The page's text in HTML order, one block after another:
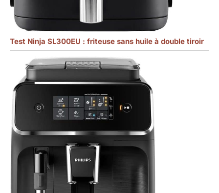
Test Ninja SL300EU : friteuse sans huile à double tiroir